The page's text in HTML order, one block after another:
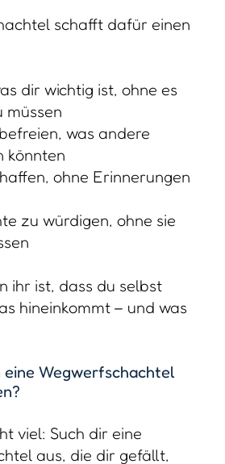
Wegwerfschachtel
viel: Such dir eine
aus, die dir gefällt,
sich um einen
Holzkiste oder
und nimm dir einen
um sie zu füllen.
sein und dass du deinem
dass sie deine
der Fälle respektvoll
nur für dich Bedeutung